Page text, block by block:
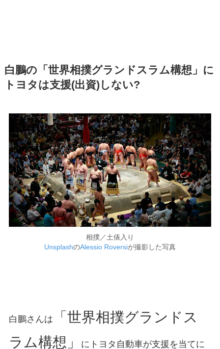
白鵬の「世界相撲グランドスラム構想」に
トヨタは支援(出資)しない?
相撲／土俵入り
UnsplashのAlessio Roversiが撮影した写真
白鵬さんは
「世界相撲グランドス
ラム構想」
にトヨタ自動車が支援を当てに